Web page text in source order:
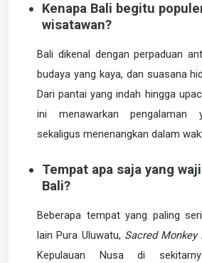
Kenapa Bali begitu
wisatawan?
Bali dikenal dengan perpaduan
budaya yang kaya, dan suasana
Dari pantai yang indah hingga
ini menawarkan pengalaman
sekaligus menenangkan dalam
Tempat apa saja yang
Bali?
Beberapa tempat yang paling
lain Pura Uluwatu, Sacred Monkey
Kepulauan Nusa di